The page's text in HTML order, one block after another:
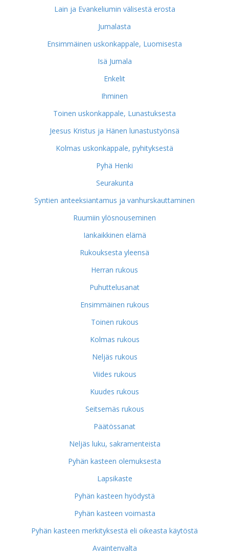
Lain ja Evankeliumin välisestä erosta
Jumalasta
Ensimmäinen uskonkappale, Luomisesta
Isä Jumala
Enkelit
Ihminen
Toinen uskonkappale, Lunastuksesta
Jeesus Kristus ja Hänen lunastustyönsä
Kolmas uskonkappale, pyhityksestä
Pyhä Henki
Seurakunta
Syntien anteeksiantamus ja vanhurskauttaminen
Ruumiin ylösnouseminen
Iankaikkinen elämä
Rukouksesta yleensä
Herran rukous
Puhuttelusanat
Ensimmäinen rukous
Toinen rukous
Kolmas rukous
Neljäs rukous
Viides rukous
Kuudes rukous
Seitsemäs rukous
Päätössanat
Neljäs luku, sakramenteista
Pyhän kasteen olemuksesta
Lapsikaste
Pyhän kasteen hyödystä
Pyhän kasteen voimasta
Pyhän kasteen merkityksestä eli oikeasta käytöstä
Avaintenvalta